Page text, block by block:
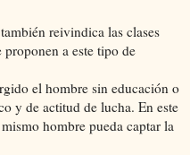
reivindica las clases
a este tipo de
el hombre sin educación o
y de actitud de lucha. En este
hombre pueda captar la